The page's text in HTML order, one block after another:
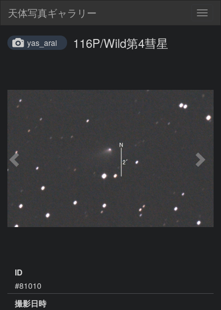
天体写真ギャラリー
yas_arai 116P/Wild第4彗星
ID
#81010
撮影日時